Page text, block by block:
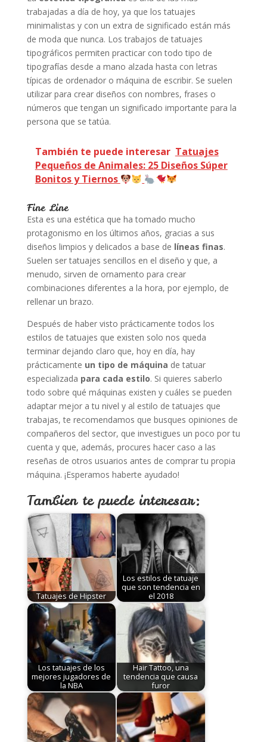
trabajadas a día de hoy, ya que los tatuajes
minimalistas y con un extra de significado están más
de moda que nunca. Los trabajos de tatuajes
tipográficos permiten practicar con todo tipo de
tipografías desde a mano alzada hasta con letras
típicas de ordenador o máquina de escribir. Se suelen
utilizar para crear diseños con nombres, frases o
números que tengan un significado importante para la
persona que se tatúa.
También te puede interesar Tatuajes
Pequeños de Animales: 25 Diseños Súper
Bonitos y Tiernos
Fine Line
Esta es una estética que ha tomado mucho
protagonismo en los últimos años, gracias a sus
diseños limpios y delicados a base de líneas finas.
Suelen ser tatuajes sencillos en el diseño y que, a
menudo, sirven de ornamento para crear
combinaciones diferentes a la hora, por ejemplo, de
rellenar un brazo.
Después de haber visto prácticamente todos los
estilos de tatuajes que existen solo nos queda
terminar dejando claro que, hoy en día, hay
prácticamente un tipo de máquina de tatuar
especializada para cada estilo. Si quieres saberlo
todo sobre qué máquinas existen y cuáles se pueden
adaptar mejor a tu nivel y al estilo de tatuajes que
trabajas, te recomendamos que busques opiniones de
compañeros del sector, que investigues un poco por tu
cuenta y que, además, procures hacer caso a las
reseñas de otros usuarios antes de comprar tu propia
máquina. ¡Esperamos haberte ayudado!
Tambien te puede interesar:
Tatuajes de Hipster
Los estilos de tatuaje
que son tendencia en
el 2018
Los tatuajes de los
mejores jugadores de
la NBA
Hair Tattoo, una
tendencia que causa
furor